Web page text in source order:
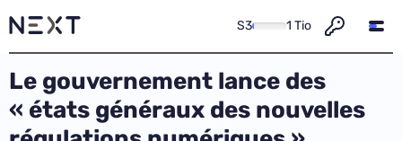
S3 1 Tio
Le gouvernement lance des
« états généraux des nouvelles